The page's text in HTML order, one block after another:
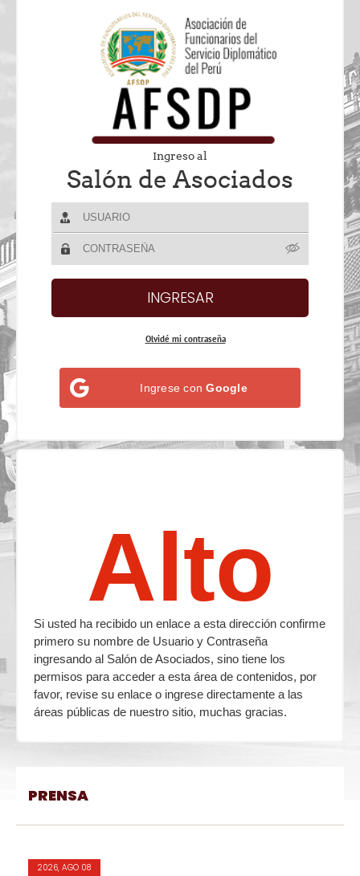
Ingreso al
Salón de Asociados
Olvidé mi contraseña
Ingrese conGoogle
Alto
Si usted ha recibido un enlace a esta dirección confirme
primero su nombre de Usuario y Contraseña
ingresando al Salón de Asociados, sino tiene los
permisos para acceder a esta área de contenidos, por
favor, revise su enlace o ingrese directamente a las
áreas públicas de nuestro sitio, muchas gracias.
PRENSA
2026, AGO 08